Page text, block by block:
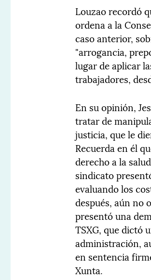
Louzao recordó
ordena a la
caso anterior,
"arrogancia,
lugar de aplicar
trabajadores,
En su opinión,
tratar de
justicia, que le
Recuerda en él
derecho a la
sindicato
evaluando los
después, aún no
presentó una
TSXG, que dictó
administración,
en sentencia
Xunta.